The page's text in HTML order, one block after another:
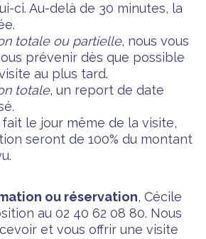
ci. Au-delà de 30 minutes, la
totale ou partielle, nous vous
prévenir dès que possible
au plus tard.
totale, un report de date
fait le jour même de la visite,
seront de 100% du montant
ou réservation, Cécile
au 02 40 62 08 80. Nous
et vous offrir une visite